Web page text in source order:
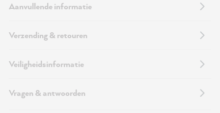
Aanvullende informatie
Verzending & retouren
Veiligheidsinformatie
Vragen & antwoorden